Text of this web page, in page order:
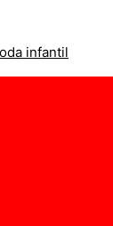
infantil